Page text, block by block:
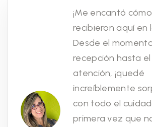
¡Me encantó
recibieron aquí en
Desde el
recepción hasta
atención, ¡quedé
increíblemente
con todo el
primera vez que